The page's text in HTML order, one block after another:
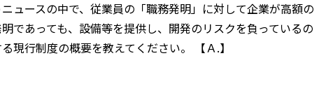
ュースの中で、従業員の「職務発明」に対して企業が高額の
であっても、設備等を提供し、開発のリスクを負っているの
現行制度の概要を教えてください。 【Ａ.】